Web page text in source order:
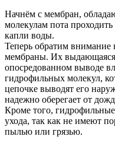
Начнём с мембран,
молекулам пота
капли воды.
Теперь обратим
мембраны. Их выдающаяся
опосредованном выводе
гидрофильных молекул,
цепочке выводят его
надежно оберегает от
Кроме того,
ухода, так как не имеют
пылью или грязью.